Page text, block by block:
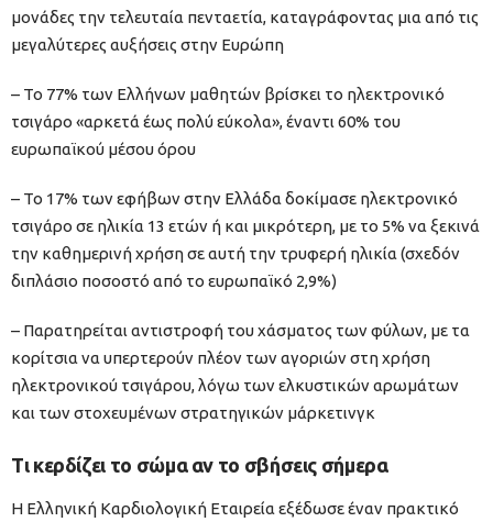
μονάδες την τελευταία πενταετία, καταγράφοντας μια από τις
μεγαλύτερες αυξήσεις στην Ευρώπη
– Το 77% των Ελλήνων μαθητών βρίσκει το ηλεκτρονικό
τσιγάρο «αρκετά έως πολύ εύκολα», έναντι 60% του
ευρωπαϊκού μέσου όρου
– Το 17% των εφήβων στην Ελλάδα δοκίμασε ηλεκτρονικό
τσιγάρο σε ηλικία 13 ετών ή και μικρότερη, με το 5% να ξεκινά
την καθημερινή χρήση σε αυτή την τρυφερή ηλικία (σχεδόν
διπλάσιο ποσοστό από το ευρωπαϊκό 2,9%)
– Παρατηρείται αντιστροφή του χάσματος των φύλων, με τα
κορίτσια να υπερτερούν πλέον των αγοριών στη χρήση
ηλεκτρονικού τσιγάρου, λόγω των ελκυστικών αρωμάτων
και των στοχευμένων στρατηγικών μάρκετινγκ
Τι κερδίζει το σώμα αν το σβήσεις σήμερα
Η Ελληνική Καρδιολογική Εταιρεία εξέδωσε έναν πρακτικό